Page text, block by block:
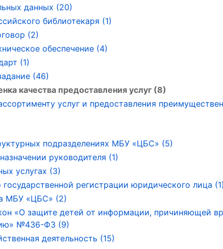
данных (20)
библиотекаря (1)
(2)
обеспечение (4)
(1)
(46)
качества предоставления услуг (8)
услуг и предоставления
подразделениях МБУ «ЦБС» (5)
руководителя (1)
услугах (3)
регистрации юридического лица (1)
МБУ «ЦБС» (2)
«О защите детей от информации, причиняющей
№436-ФЗ (9)
деятельность (15)